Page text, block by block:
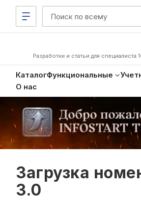
Разработки и статьи для специалиста
КаталогФункциональные
О нас
Загрузка
3.0